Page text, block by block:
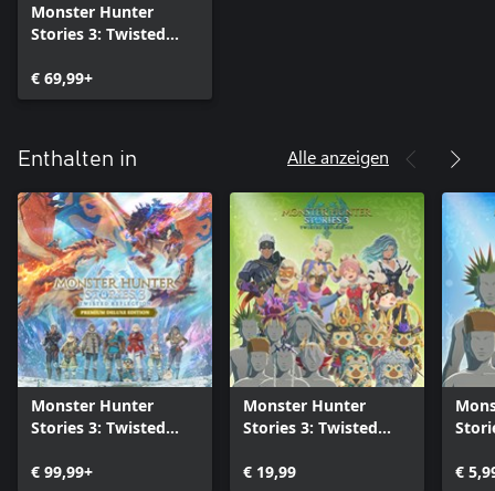
Monster Hunter
Stories 3: Twisted
€ 69,99+
Enthalten in Alle anzeigen
Monster Hunter
Stories 3: Twisted
Deluxe Edition
€ 99,99+
Monster Hunter
Stories 3: Twisted
Paket
€ 19,99 €